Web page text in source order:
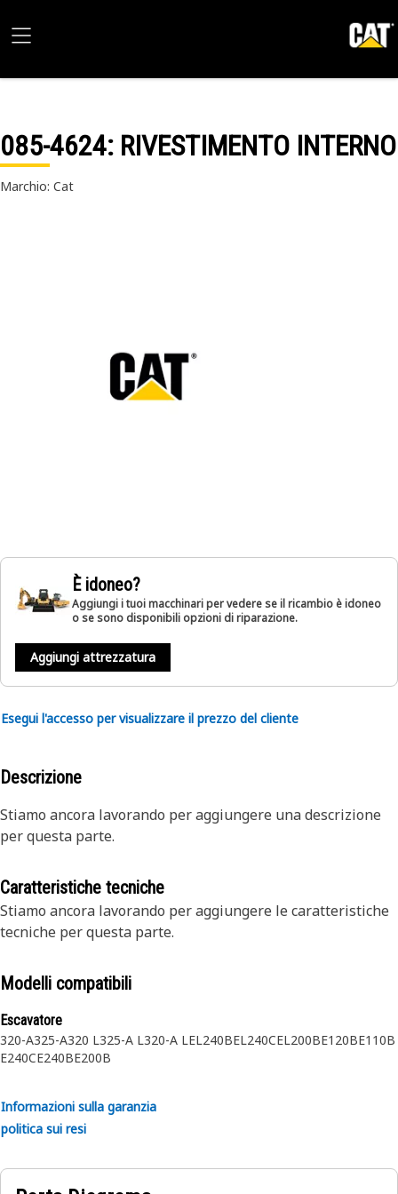
085-4624: RIVESTIMENTO INTERNO
Marchio: Cat
È idoneo?
Aggiungi i tuoi macchinari per vedere se il ricambio è idoneo
o se sono disponibili opzioni di riparazione.
Aggiungi attrezzatura
Esegui l'accesso per visualizzare il prezzo del cliente
Descrizione
Stiamo ancora lavorando per aggiungere una descrizione
per questa parte.
Caratteristiche tecniche
Stiamo ancora lavorando per aggiungere le caratteristiche
tecniche per questa parte.
Modelli compatibili
Escavatore
320-A325-A320 L325-A L320-A LEL240BEL240CEL200BE120BE110B
E240CE240BE200B
Informazioni sulla garanzia
politica sui resi